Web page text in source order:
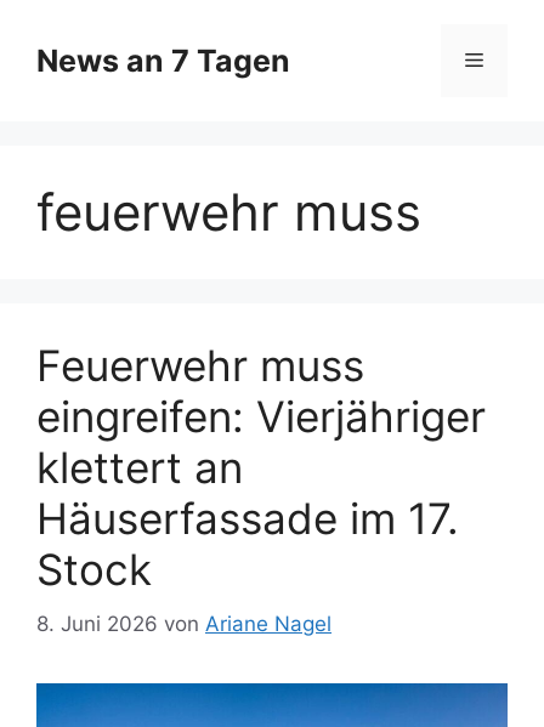
Inhalt
springen
News an 7 Tagen Menü
feuerwehr muss
Feuerwehr muss
eingreifen: Vierjähriger
klettert an
Häuserfassade im 17.
Stock
8. Juni 2026 von Ariane Nagel